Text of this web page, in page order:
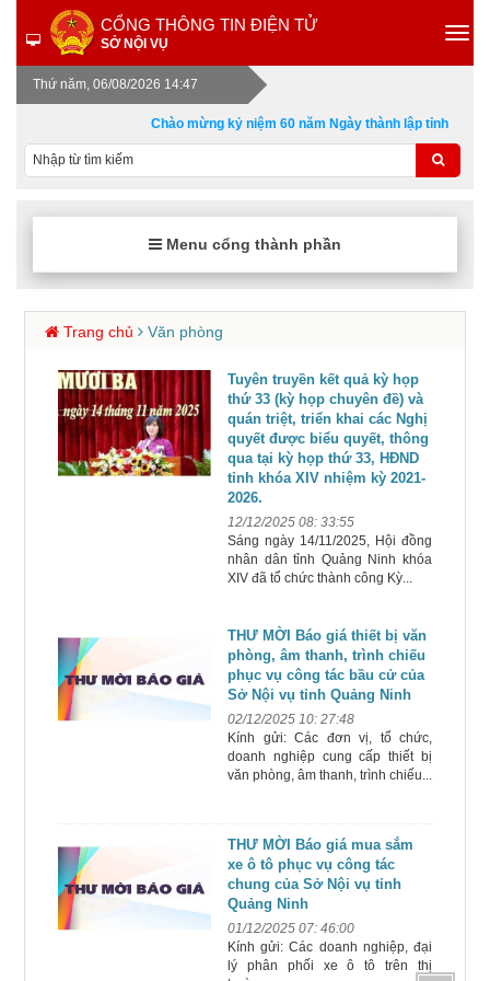
CỔNG THÔNG TIN ĐIỆN TỬ
SỞ NỘI VỤ
Thứ năm, 06/08/2026 14:47
Chào mừng kỷ niệm 60 năm Ngày thành lập tỉnh
Menu cổng thành phần
Trang chủ Văn phòng
Tuyên truyền kết quả kỳ họp
thứ 33 (kỳ họp chuyên đề) và
quán triệt, triển khai các Nghị
quyết được biểu quyết, thông
qua tại kỳ họp thứ 33, HĐND
tỉnh khóa XIV nhiệm kỳ 2021-
2026.
12/12/2025 08: 33:55
Sáng ngày 14/11/2025, Hội đồng
nhân dân tỉnh Quảng Ninh khóa
XIV đã tổ chức thành công Kỳ...
THƯ MỜI Báo giá thiết bị văn
phòng, âm thanh, trình chiếu
phục vụ công tác bầu cử của
Sở Nội vụ tỉnh Quảng Ninh
02/12/2025 10: 27:48
Kính gửi: Các đơn vị, tổ chức,
doanh nghiệp cung cấp thiết bị
văn phòng, âm thanh, trình chiếu...
THƯ MỜI Báo giá mua sắm
xe ô tô phục vụ công tác
chung của Sở Nội vụ tỉnh
Quảng Ninh
01/12/2025 07: 46:00
Kính gửi: Các doanh nghiệp, đại
lý phân phối xe ô tô trên thị